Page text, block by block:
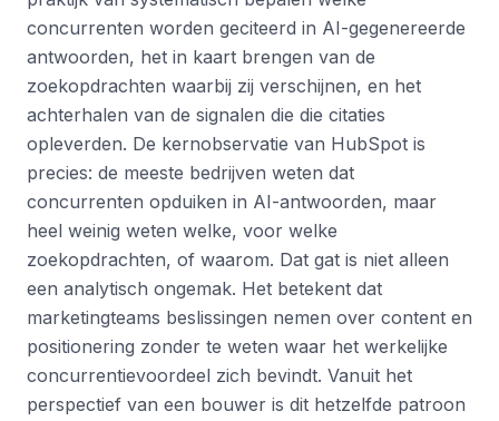
concurrenten worden geciteerd in AI-gegenereerde
antwoorden, het in kaart brengen van de
zoekopdrachten waarbij zij verschijnen, en het
achterhalen van de signalen die die citaties
opleverden. De kernobservatie van HubSpot is
precies: de meeste bedrijven weten dat
concurrenten opduiken in AI-antwoorden, maar
heel weinig weten welke, voor welke
zoekopdrachten, of waarom. Dat gat is niet alleen
een analytisch ongemak. Het betekent dat
marketingteams beslissingen nemen over content en
positionering zonder te weten waar het werkelijke
concurrentievoordeel zich bevindt. Vanuit het
perspectief van een bouwer is dit hetzelfde patroon